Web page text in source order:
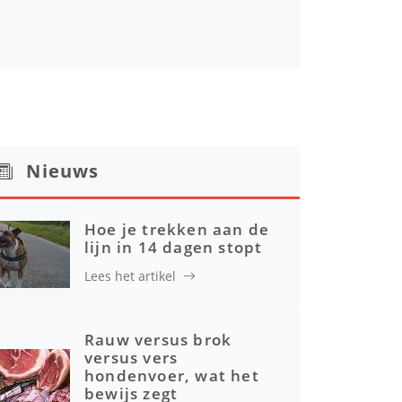
Nieuws
Hoe je trekken aan de
lijn in 14 dagen stopt
Lees het artikel
Rauw versus brok
versus vers
hondenvoer, wat het
bewijs zegt